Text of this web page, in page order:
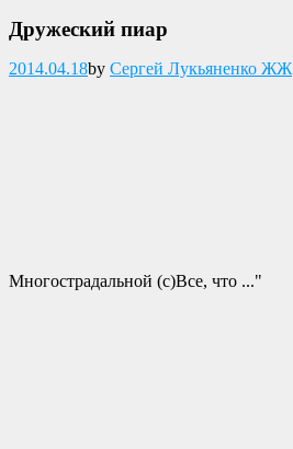
Дружеский пиар
Опубликовано
2014.04.18by Сергей Лукьяненко ЖЖ
Многострадальной (с)Все, что ..."